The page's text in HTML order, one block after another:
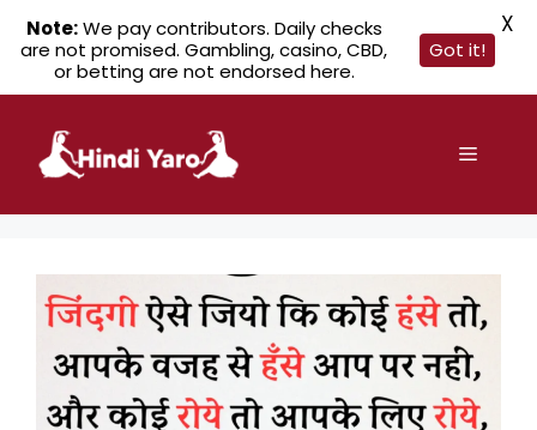
content
Menu
Note:We pay contributors. Daily checks
are not promised. Gambling, casino, CBD,
or betting are not endorsed here.
Got it!
X